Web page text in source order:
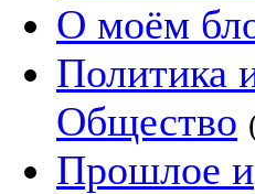
О моём
Политика
Общество
Прошлое и